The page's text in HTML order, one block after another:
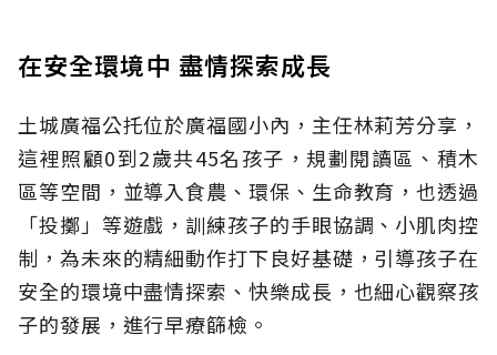
在安全環境中 盡情探索成長
土城廣福公托位於廣福國小內，主任林莉芳分享，
這裡照顧0到2歲共45名孩子，規劃閱讀區、積木
區等空間，並導入食農、環保、生命教育，也透過
「投擲」等遊戲，訓練孩子的手眼協調、小肌肉控
制，為未來的精細動作打下良好基礎，引導孩子在
安全的環境中盡情探索、快樂成長，也細心觀察孩
子的發展，進行早療篩檢。